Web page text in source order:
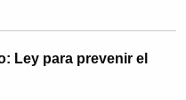
Ley para prevenir el